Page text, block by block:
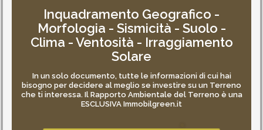
Inquadramento Geografico -
Morfologia - Sismicità - Suolo -
Clima - Ventosità - Irraggiamento
Solare
In un solo documento, tutte le informazioni di cui hai
bisogno per decidere al meglio se investire su un Terreno
che ti interessa. Il Rapporto Ambientale del Terreno è una
ESCLUSIVA Immobilgreen.it